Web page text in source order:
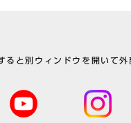
ると別ウィンドウを開いて外